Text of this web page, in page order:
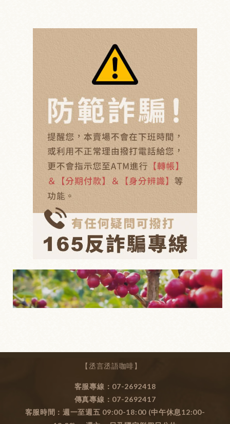
【丞言丞語咖啡】
客服專線：07-2692418
傳真專線：07-2692417
客服時間：週一至週五 09:00-18:00 (中午休息12:00-